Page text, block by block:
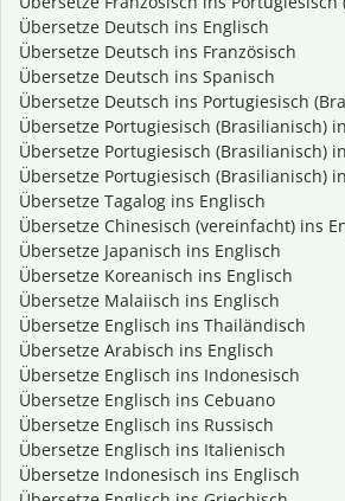
Übersetze Deutsch ins Englisch
Übersetze Deutsch ins Französisch
Übersetze Deutsch ins Spanisch
Übersetze Deutsch ins Portugiesisch
Übersetze Portugiesisch (Brasilianisch)
Übersetze Portugiesisch (Brasilianisch)
Übersetze Portugiesisch (Brasilianisch)
Übersetze Tagalog ins Englisch
Übersetze Chinesisch (vereinfacht) ins
Übersetze Japanisch ins Englisch
Übersetze Koreanisch ins Englisch
Übersetze Malaiisch ins Englisch
Übersetze Englisch ins Thailändisch
Übersetze Arabisch ins Englisch
Übersetze Englisch ins Indonesisch
Übersetze Englisch ins Cebuano
Übersetze Englisch ins Russisch
Übersetze Englisch ins Italienisch
Übersetze Indonesisch ins Englisch